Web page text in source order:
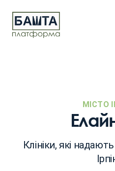
МІСТО
Клініки, які